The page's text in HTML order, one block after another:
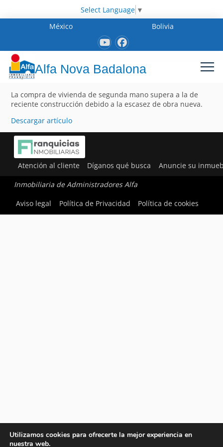
Select Language ▼
México
Bolivia
Alfa Nova Badalona
La compra de vivienda de segunda mano supera a la de
reciente construcción debido a la escasez de obra nueva.
Descargar artículo
Atención al cliente Díganos qué busca Anuncie su
Inmobiliaria de Administradores Alfa
Aviso legal
Política de Privacidad Política de cookies
Utilizamos cookies para ofrecerte la mejor experiencia en
nuestra web.